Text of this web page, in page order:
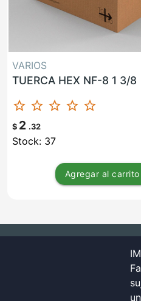
VARIOS
TUERCA HEX NF-8 1 3/8
star_border star_border star_border star_border star_border
$ 2 .32
Stock: 37
Agregar al carrito